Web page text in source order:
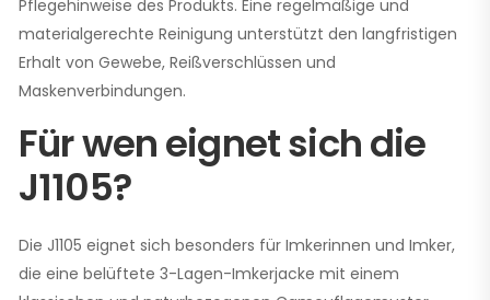
Pflegehinweise des Produkts. Eine regelmäßige und
materialgerechte Reinigung unterstützt den langfristigen
Erhalt von Gewebe, Reißverschlüssen und
Maskenverbindungen.
Für wen eignet sich die
J1105?
Die J1105 eignet sich besonders für Imkerinnen und Imker,
die eine belüftete 3-Lagen-Imkerjacke mit einem